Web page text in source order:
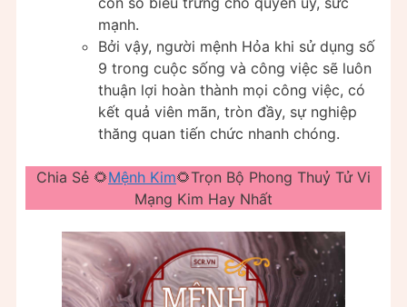
mạnh.
Bởi vậy, người mệnh Hỏa khi sử dụng số
9 trong cuộc sống và công việc sẽ luôn
thuận lợi hoàn thành mọi công việc, có
kết quả viên mãn, tròn đầy, sự nghiệp
thăng quan tiến chức nhanh chóng.
Chia Sẻ 🌻Mệnh Kim🌻Trọn Bộ Phong Thuỷ Tử Vi
Mạng Kim Hay Nhất